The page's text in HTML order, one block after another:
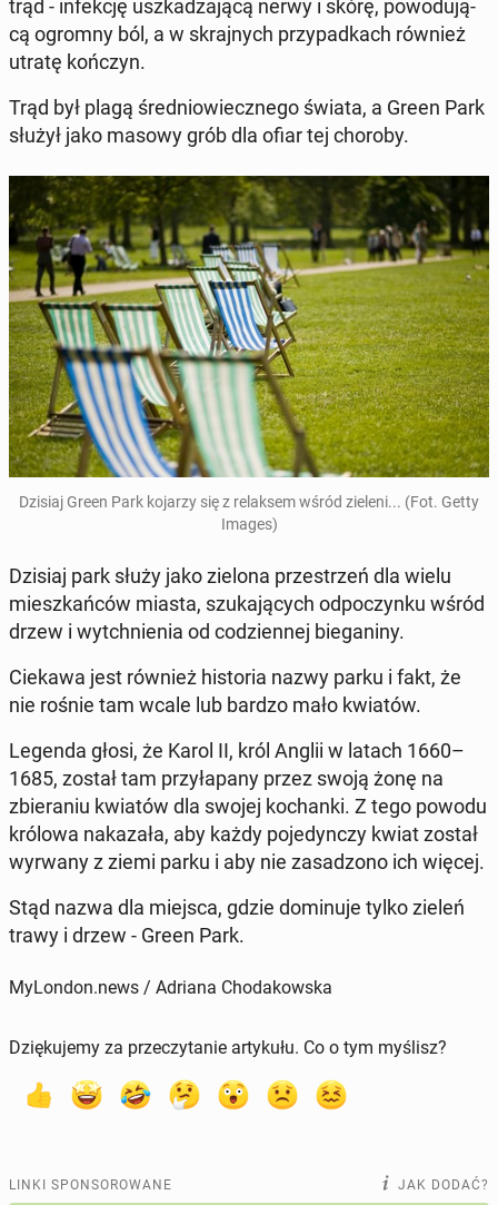
trąd - in­fek­cję uszka­dza­ją­cą nerwy i skórę, po­wo­du­ją­
cą ogromny ból, a w skraj­nych przy­pad­kach również
utratę kończyn.
Trąd był plagą śre­dnio­wiecz­ne­go świata, a Green Park
służył jako masowy grób dla ofiar tej choroby.
Dzisiaj Green Park kojarzy się z re­lak­sem wśród zieleni... (Fot. Getty
Images)
Dzisiaj park służy jako zielona prze­strzeń dla wielu
miesz­kań­ców miasta, szu­ka­ją­cych od­po­czyn­ku wśród
drzew i wy­tchnie­nia od co­dzien­nej bie­ga­ni­ny.
Ciekawa jest również hi­sto­ria nazwy parku i fakt, że
nie rośnie tam wcale lub bardzo mało kwiatów.
Legenda głosi, że Karol II, król Anglii w latach 1660–
1685, został tam przy­ła­pa­ny przez swoją żonę na
zbie­ra­niu kwiatów dla swojej ko­chan­ki. Z tego powodu
królowa na­ka­za­ła, aby każdy po­je­dyn­czy kwiat został
wyrwany z ziemi parku i aby nie za­sa­dzo­no ich więcej.
Stąd nazwa dla miejsca, gdzie do­mi­nu­je tylko zieleń
trawy i drzew - Green Park.
MyLondon.news / Adriana Chodakowska
Dziękujemy za przeczytanie artykułu. Co o tym myślisz?
LINKI SPONSOROWANE JAK DODAĆ?